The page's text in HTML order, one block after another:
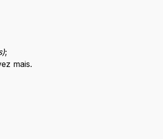
;
mais.